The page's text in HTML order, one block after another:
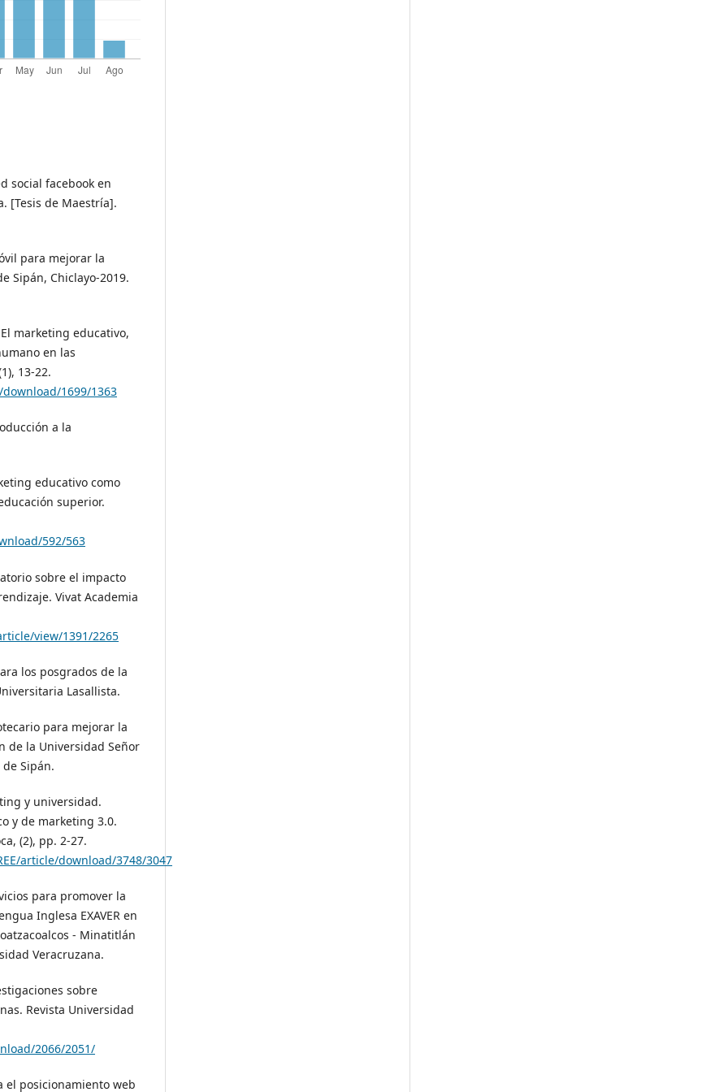
social facebook en
[Tesis de Maestría].
para mejorar la
Sipán, Chiclayo-2019.
marketing educativo,
en las
13-22.
1699/1363
a la
educativo como
superior.
592/563
sobre el impacto
Vivat Academia
view/1391/2265
los posgrados de la
Lasallista.
para mejorar la
de la Universidad Señor
Sipán.
y universidad.
y de marketing 3.0.
(2), pp. 2-27.
article/download/3748/3047
para promover la
Inglesa EXAVER en
- Minatitlán
Veracruzana.
sobre
Revista Universidad
2066/2051/
el posicionamiento web